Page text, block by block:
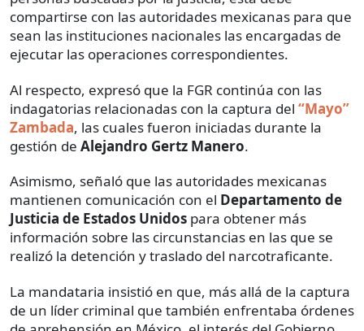
compartirse con las autoridades mexicanas para que
sean las instituciones nacionales las encargadas de
ejecutar las operaciones correspondientes.
Al respecto, expresó que la FGR continúa con las
indagatorias relacionadas con la captura del “Mayo”
Zambada, las cuales fueron iniciadas durante la
gestión de Alejandro Gertz Manero.
Asimismo, señaló que las autoridades mexicanas
mantienen comunicación con el Departamento de
Justicia de Estados Unidos para obtener más
información sobre las circunstancias en las que se
realizó la detención y traslado del narcotraficante.
La mandataria insistió en que, más allá de la captura
de un líder criminal que también enfrentaba órdenes